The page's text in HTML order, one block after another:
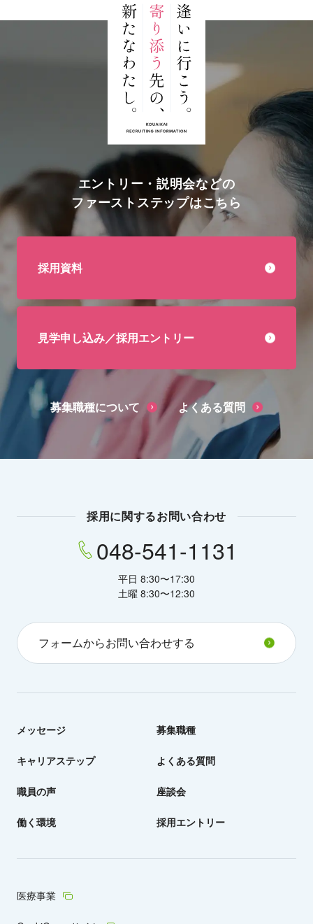
エントリー・説明会などの
ファーストステップはこちら
採用資料
見学申し込み／採用エントリー
募集職種について よくある質問
採用に関するお問い合わせ
048-541-1131
平日 8:30〜17:30
土曜 8:30〜12:30
フォームからお問い合わせする
メッセージ
キャリアステップ
職員の声
働く環境
募集職種
よくある質問
座談会
採用エントリー
医療事業